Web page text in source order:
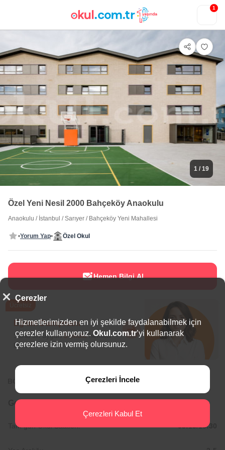
1
1 / 19
Özel Yeni Nesil 2000 Bahçeköy Anaokulu
Anaokulu / İstanbul /Sarıyer / Bahçeköy Yeni Mahallesi
Yorum Yap Özel Okul
Hemen Bilgi Al
Eğitim Danışmanı
Sana en uygun5 okuluhemen
bulalım.
BÖLGEDE ÖNE ÇIKAN OKULLAR
Genel Bilgiler
Tam gün Okul Saatleri: 08:15/15:30
Çerezler
Hizmetlerimizden en iyi şekilde faydalanabilmek için
çerezler kullanıyoruz. Okul.com.tr’yi kullanarak
çerezlere izin vermiş olursunuz.
Çerezleri İncele
Çerezleri Kabul Et